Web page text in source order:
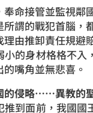
命接管並監視鄰
謂的戰犯首腦，
由推卸責任規避
的身材格格不
嘴角並無悲喜。
的侵略……異教的
到面前，我國